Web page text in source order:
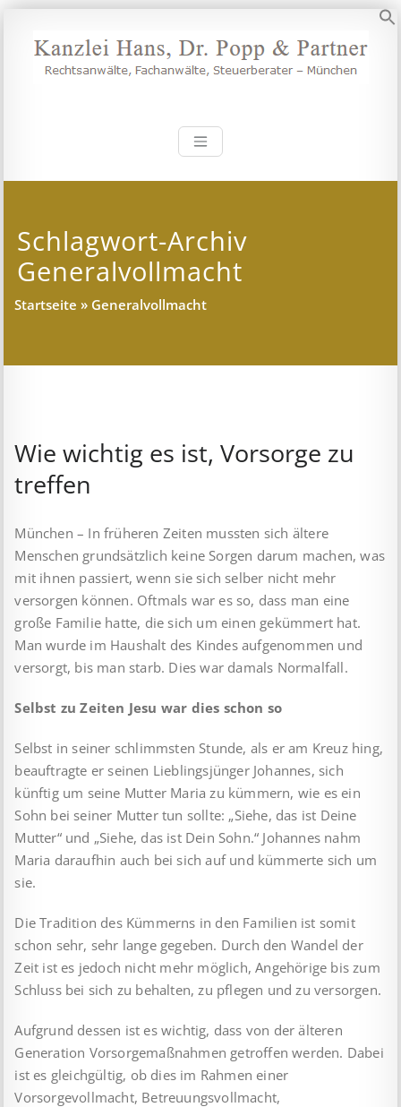
Inhalt
springen
Kanzlei Hans,
Schlagwort-Archiv
Generalvollmacht
Startseite » Generalvollmacht
Wie wichtig es ist, Vorsorge zu
treffen
München – In früheren Zeiten mussten sich ältere
Menschen grundsätzlich keine Sorgen darum machen, was
mit ihnen passiert, wenn sie sich selber nicht mehr
versorgen können. Oftmals war es so, dass man eine
große Familie hatte, die sich um einen gekümmert hat.
Man wurde im Haushalt des Kindes aufgenommen und
versorgt, bis man starb. Dies war damals Normalfall.
Selbst zu Zeiten Jesu war dies schon so
Selbst in seiner schlimmsten Stunde, als er am Kreuz hing,
beauftragte er seinen Lieblingsjünger Johannes, sich
künftig um seine Mutter Maria zu kümmern, wie es ein
Sohn bei seiner Mutter tun sollte: „Siehe, das ist Deine
Mutter“ und „Siehe, das ist Dein Sohn.“ Johannes nahm
Maria daraufhin auch bei sich auf und kümmerte sich um
sie.
Die Tradition des Kümmerns in den Familien ist somit
schon sehr, sehr lange gegeben. Durch den Wandel der
Zeit ist es jedoch nicht mehr möglich, Angehörige bis zum
Schluss bei sich zu behalten, zu pflegen und zu versorgen.
Aufgrund dessen ist es wichtig, dass von der älteren
Generation Vorsorgemaßnahmen getroffen werden. Dabei
ist es gleichgültig, ob dies im Rahmen einer
Vorsorgevollmacht, Betreuungsvollmacht,